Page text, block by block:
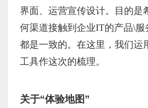
界面、运营宣传设计。目的是
何渠道接触到企业IT的产品\服
都是一致的。在这里，我们运
工具作这次的梳理。
关于“体验地图”